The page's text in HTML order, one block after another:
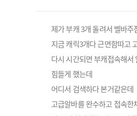
제가 부캐 3개 돌려서 벨바
지금 캐릭3개다 근면함따고
다시 시간되면 부캐접속해
힘들게 했는데
어디서 검색하다 본거같은데
고급알바를 완수하고 접속